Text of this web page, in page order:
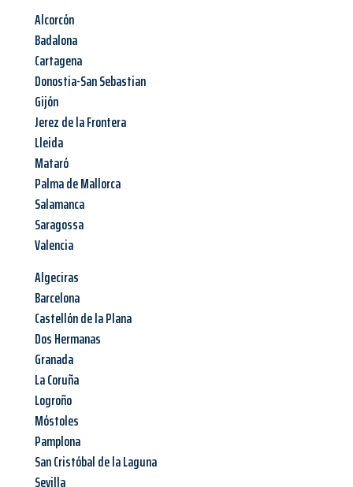
Alcorcón
Badalona
Cartagena
Donostia-San Sebastian
Gijón
Jerez de la Frontera
Lleida
Mataró
Palma de Mallorca
Salamanca
Saragossa
Valencia
Algeciras
Barcelona
Castellón de la Plana
Dos Hermanas
Granada
La Coruña
Logroño
Móstoles
Pamplona
San Cristóbal de la Laguna
Sevilla